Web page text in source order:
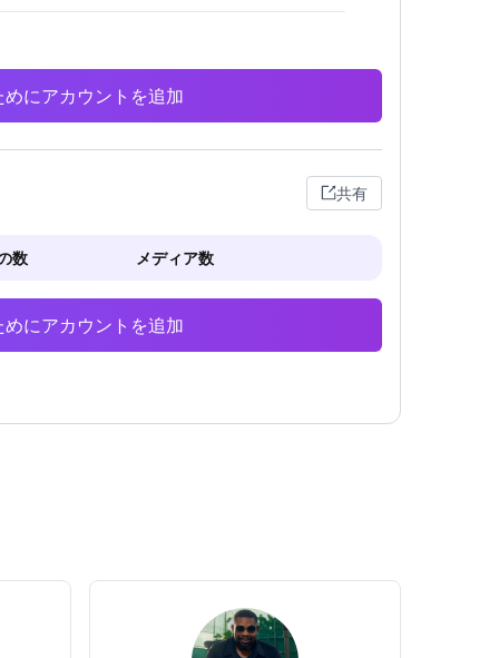
にアカウントを追加
共有
数 メディア数
にアカウントを追加